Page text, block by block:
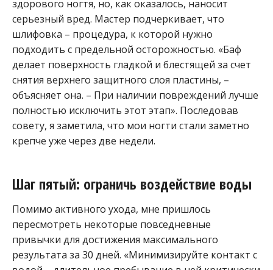
здорового ногтя, но, как оказалось, наносит
серьезный вред. Мастер подчеркивает, что
шлифовка – процедура, к которой нужно
подходить с предельной осторожностью. «Баф
делает поверхность гладкой и блестящей за счет
снятия верхнего защитного слоя пластины, –
объясняет она. – При наличии повреждений лучше
полностью исключить этот этап». Последовав
совету, я заметила, что мои ногти стали заметно
крепче уже через две недели.
Шаг пятый: ограничь воздействие воды
Помимо активного ухода, мне пришлось
пересмотреть некоторые повседневные
привычки для достижения максимального
результата за 30 дней. «Минимизируйте контакт с